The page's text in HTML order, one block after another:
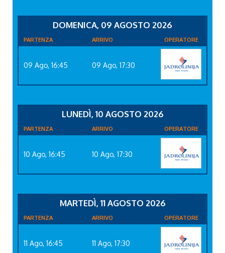
DOMENICA, 09 AGOSTO 2026
PARTENZA ARRIVO OPERATORE
09 Ago, 16:45 09 Ago, 17:30
LUNEDÌ, 10 AGOSTO 2026
PARTENZA ARRIVO OPERATORE
10 Ago, 16:45 10 Ago, 17:30
MARTEDÌ, 11 AGOSTO 2026
PARTENZA ARRIVO OPERATORE
11 Ago, 16:45 11 Ago, 17:30